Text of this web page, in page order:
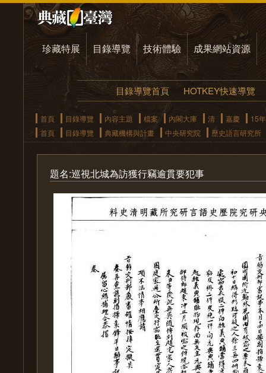
珍藏特展 目錄導覽 技術體驗 成果網站資源
目錄導覽首頁 HOTKEY快速導覽
首頁 目錄導覽 內容主題 檔案 內閣大庫 清 嘉慶
15年
首頁
目錄導覽 典藏機構與計畫 中央研究院 歷史語言研究所
題名:巡視北城為訪獲行竊逾貫要犯事